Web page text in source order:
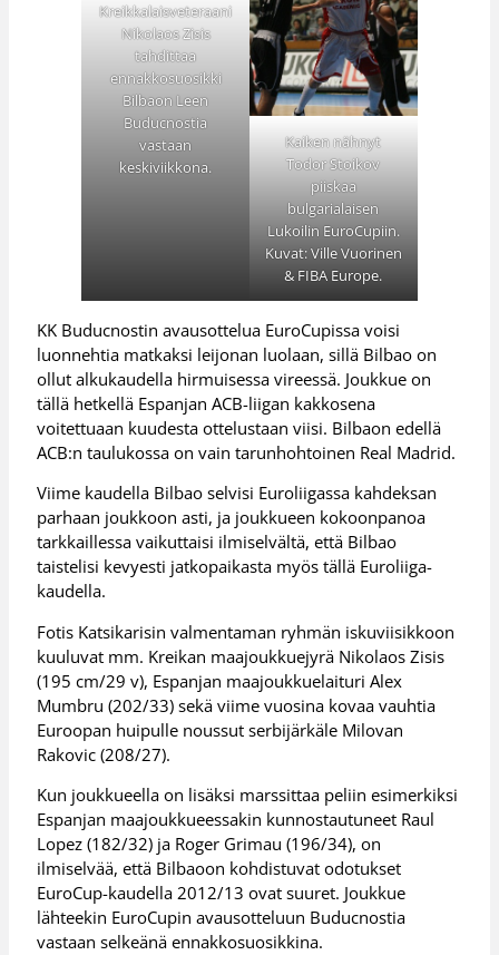
Kreikkalaisveteraani
Nikolaos Zisis
tahdittaa
ennakkosuosikki
Bilbaon Leen
Buducnostia
vastaan
keskiviikkona.
Kaiken nähnyt
Todor Stoikov
piiskaa
bulgarialaisen
Lukoilin EuroCupiin.
Kuvat: Ville Vuorinen
& FIBA Europe.
KK Buducnostin avausottelua EuroCupissa voisi
luonnehtia matkaksi leijonan luolaan, sillä Bilbao on
ollut alkukaudella hirmuisessa vireessä. Joukkue on
tällä hetkellä Espanjan ACB-liigan kakkosena
voitettuaan kuudesta ottelustaan viisi. Bilbaon edellä
ACB:n taulukossa on vain tarunhohtoinen Real Madrid.
Viime kaudella Bilbao selvisi Euroliigassa kahdeksan
parhaan joukkoon asti, ja joukkueen kokoonpanoa
tarkkaillessa vaikuttaisi ilmiselvältä, että Bilbao
taistelisi kevyesti jatkopaikasta myös tällä Euroliiga-
kaudella.
Fotis Katsikarisin valmentaman ryhmän iskuviisikkoon
kuuluvat mm. Kreikan maajoukkuejyrä Nikolaos Zisis
(195 cm/29 v), Espanjan maajoukkuelaituri Alex
Mumbru (202/33) sekä viime vuosina kovaa vauhtia
Euroopan huipulle noussut serbijärkäle Milovan
Rakovic (208/27).
Kun joukkueella on lisäksi marssittaa peliin esimerkiksi
Espanjan maajoukkueessakin kunnostautuneet Raul
Lopez (182/32) ja Roger Grimau (196/34), on
ilmiselvää, että Bilbaoon kohdistuvat odotukset
EuroCup-kaudella 2012/13 ovat suuret. Joukkue
lähteekin EuroCupin avausotteluun Buducnostia
vastaan selkeänä ennakkosuosikkina.